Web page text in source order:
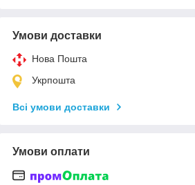
Умови доставки
Нова Пошта
Укрпошта
Всі умови доставки
Умови оплати